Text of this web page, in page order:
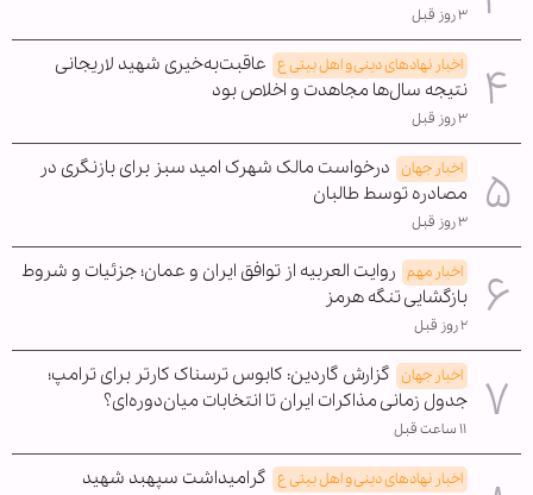
۳ روز قبل
اخبار نهادهای دینی و اهل بیتی ع عاقبت‌به‌خیری شهید لاریجانی
نتیجه سال‌ها مجاهدت و اخلاص بود
۳ روز قبل
اخبار جهان درخواست مالک شهرک امید سبز برای بازنگری در
مصادره توسط طالبان
۳ روز قبل
اخبار مهم روایت العربیه از توافق ایران و عمان؛ جزئیات و شروط
بازگشایی تنگه هرمز
۲ روز قبل
اخبار جهان گزارش گاردین: کابوس ترسناک کارتر برای ترامپ؛
جدول زمانی مذاکرات ایران تا انتخابات میان‌دوره‌ای؟
۱۱ ساعت قبل
اخبار نهادهای دینی و اهل بیتی ع گرامیداشت سپهبد شهید